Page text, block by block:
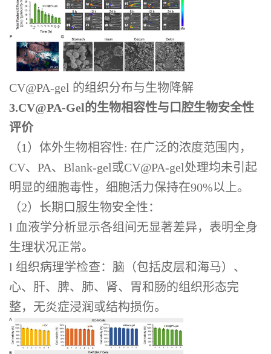
CV@PA-gel 的组织分布与生物降解
3.CV@PA-Gel的生物相容性与口腔生物安全性
评价
（1）体外生物相容性: 在广泛的浓度范围内，
CV、PA、Blank-gel或CV@PA-gel处理均未引起
明显的细胞毒性，细胞活力保持在90%以上。
（2）长期口服生物安全性：
l 血液学分析显示各组间无显著差异，表明全身
生理状况正常。
l 组织病理学检查：脑（包括皮层和海马）、
心、肝、脾、肺、肾、胃和肠的组织形态完
整，无炎症浸润或结构损伤。